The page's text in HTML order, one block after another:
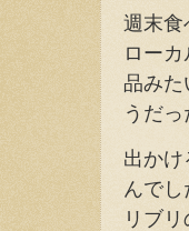
週末食
ロー
品み
うだっ
出か
んで
リブ